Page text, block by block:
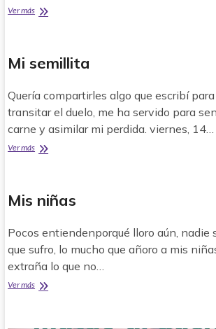
Ver másLara
Mi semillita
Quería compartirles algo que escribí
transitar el duelo, me ha servido para
carne y asimilar mi perdida. viernes, 14…
Ver másMi
Mis niñas
Pocos entiendenporqué lloro aún, nadie
que sufro, lo mucho que añoro a mis
extraña lo que no…
Ver másMis